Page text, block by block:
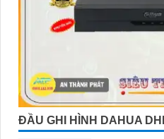
ĐẦU GHI HÌNH DAHUA